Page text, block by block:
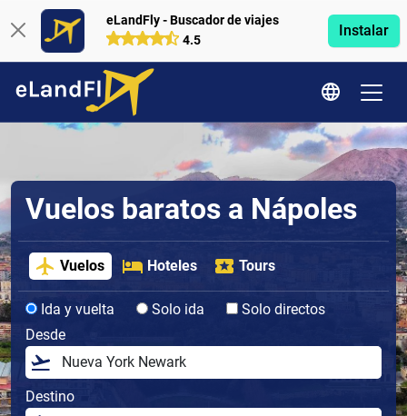
eLandFly - Buscador de viajes
4.5
Instalar
Vuelos baratos a Nápoles
Vuelos Hoteles Tours
Ida y vuelta Solo ida
Solo directos
Desde
Destino